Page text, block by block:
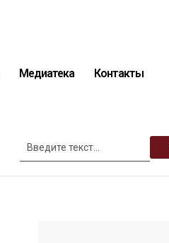
Медиатека Контакты